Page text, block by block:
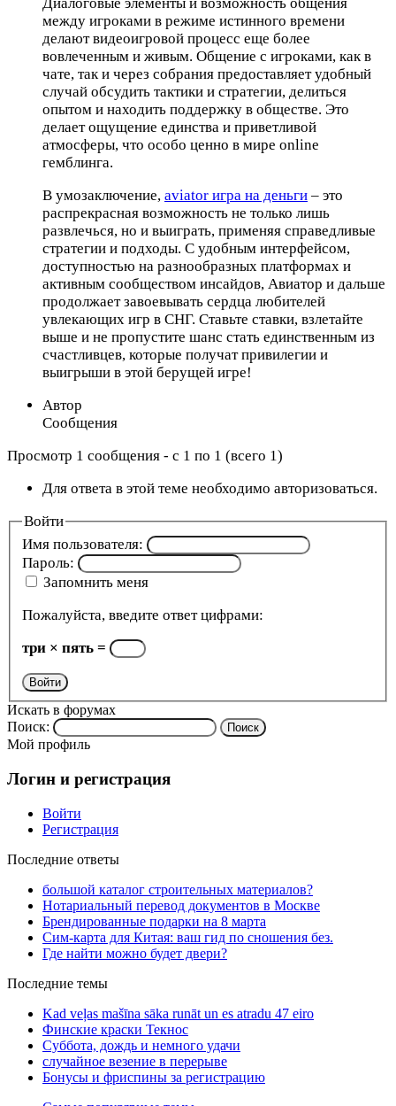
между игроками в режиме истинного времени
делают видеоигровой процесс еще более
вовлеченным и живым. Общение с игроками, как в
чате, так и через собрания предоставляет удобный
случай обсудить тактики и стратегии, делиться
опытом и находить поддержку в обществе. Это
делает ощущение единства и приветливой
атмосферы, что особо ценно в мире online
гемблинга.
В умозаключение, aviator игра на деньги – это
распрекрасная возможность не только лишь
развлечься, но и выиграть, применяя справедливые
стратегии и подходы. С удобным интерфейсом,
доступностью на разнообразных платформах и
активным сообществом инсайдов, Авиатор и дальше
продолжает завоевывать сердца любителей
увлекающих игр в СНГ. Ставьте ставки, взлетайте
выше и не пропустите шанс стать единственным из
счастливцев, которые получат привилегии и
выигрыши в этой берущей игре!
Автор
Сообщения
Просмотр 1 сообщения - с 1 по 1 (всего 1)
Для ответа в этой теме необходимо авторизоваться.
Войти
Имя пользователя:
Пароль:
Запомнить меня
Пожалуйста, введите ответ цифрами:
три × пять =
Войти
Искать в форумах
Поиск:
Мой профиль
Логин и регистрация
Войти
Регистрация
Последние ответы
большой каталог строительных материалов?
Нотариальный перевод документов в Москве
Брендированные подарки на 8 марта
Сим-карта для Китая: ваш гид по сношения без.
Где найти можно будет двери?
Последние темы
Kad veļas mašīna sāka runāt un es atradu 47 eiro
Финские краски Текнос
Суббота, дождь и немного удачи
случайное везение в перерыве
Бонусы и фриспины за регистрацию